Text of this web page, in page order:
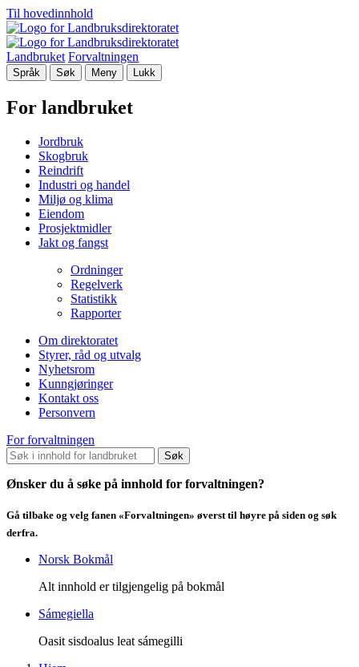
Til hovedinnhold
Landbruket Forvaltningen
Språk Søk Meny Lukk
For landbruket
Jordbruk
Skogbruk
Reindrift
Industri og handel
Miljø og klima
Eiendom
Prosjektmidler
Jakt og fangst
Ordninger
Regelverk
Statistikk
Rapporter
Om direktoratet
Styrer, råd og utvalg
Nyhetsrom
Kunngjøringer
Kontakt oss
Personvern
For forvaltningen
Søk
Ønsker du å søke på innhold for forvaltningen?
Gå tilbake og velg fanen «Forvaltningen» øverst til høyre på siden og søk
derfra.
Norsk Bokmål
Alt innhold er tilgjengelig på bokmål
Sámegiella
Oasit sisdoalus leat sámegilli